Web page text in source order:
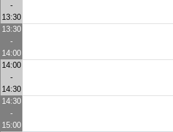
-
13:30
13:30
-
14:00
14:00
-
14:30
14:30
-
15:00